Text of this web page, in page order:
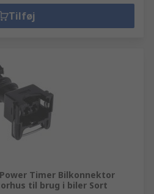
Tilføj
Timer Bilkonnektor
til brug i biler Sort